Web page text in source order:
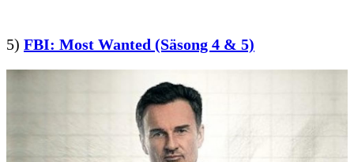
5) FBI: Most Wanted (Säsong 4 & 5)